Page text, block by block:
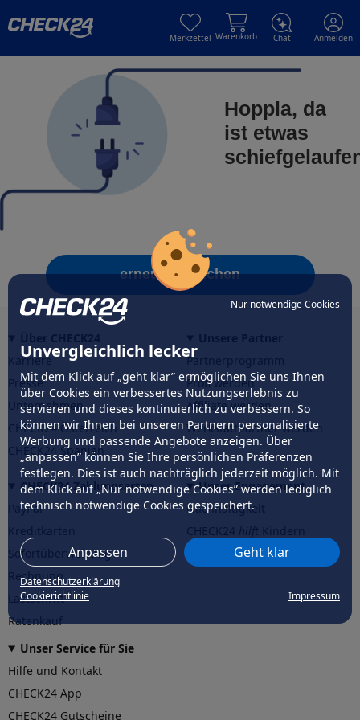
Nur notwendige Cookies
Unvergleichlich lecker
Mit dem Klick auf „geht klar” ermöglichen Sie uns Ihnen
über Cookies ein verbessertes Nutzungserlebnis zu
servieren und dieses kontinuierlich zu verbessern. So
können wir Ihnen bei unseren Partnern personalisierte
Werbung und passende Angebote anzeigen. Über
„anpassen” können Sie Ihre persönlichen Präferenzen
festlegen. Dies ist auch nachträglich jederzeit möglich. Mit
dem Klick auf „Nur notwendige Cookies” werden lediglich
technisch notwendige Cookies gespeichert.
Anpassen Geht klar
Datenschutzerklärung
Cookierichtlinie
Impressum
Merkzettel Warenkorb Chat Anmelden
Hoppla, da
ist etwas
erneut versuchen
Karriere
Presse
Unternehmen
CHECK24 Österreich
CHECK24 Spanien
Partnerprogramm
Profi werden
Affiliate werden
Werkstattpartner werden
CHECK24 Zahlungsarten
PayPal
Sofortüberweisung
Rechnung
Lastschrift
Ratenkauf
Unser Engagement
Nachhaltigkeit
CHECK24hilftder Natur
Unser Service für Sie
Hilfe und Kontakt
CHECK24 App
CHECK24 Gutscheine